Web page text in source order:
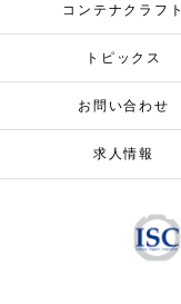
コンテナクラフト
トピックス
お問い合わせ
求人情報